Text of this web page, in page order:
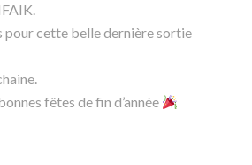
pour cette belle dernière sortie
fêtes de fin d’année